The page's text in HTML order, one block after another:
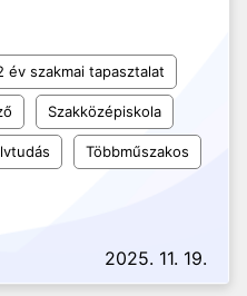
év szakmai tapasztalat
Szakközépiskola
Többműszakos
2025. 11. 19.